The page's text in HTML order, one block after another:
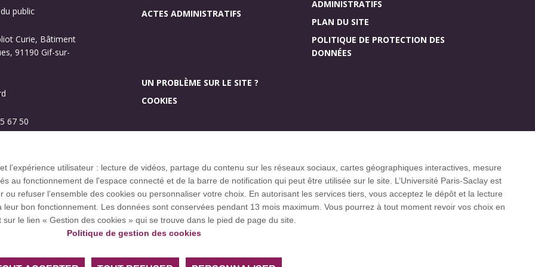
public
Curie, Bâtiment
91190 Gif-sur-
67 50
ACTES ADMINISTRATIFS
ADMINISTRATIFS
PLAN DU SITE
POLITIQUE DE PROTECTION DES
DONNÉES
UN PROBLÈME SUR LE SITE ?
COOKIES
EUGLOH et est membre des réseaux européens et internationaux CESAER, EUA, EUF, LERU, U7+
l’expérience utilisateur : lecture de vidéos, partage du contenu sur les réseaux sociaux, cartes géographiques interactives, mesure
au fonctionnement de l'espace connecté et de la barre de notification qui peut être utilisée sur le site. L’Université Paris-Saclay est
refuser l’ensemble des cookies ou personnaliser votre choix. En autorisant les services tiers, vous acceptez le dépôt et la lecture
bon fonctionnement. Les données sont conservées pendant 13 mois maximum. Vous pourrez à tout moment revoir vos choix en
sur le lien « Gestion des cookies » qui se trouve dans le pied de page du site.
Politique de gestion des cookies